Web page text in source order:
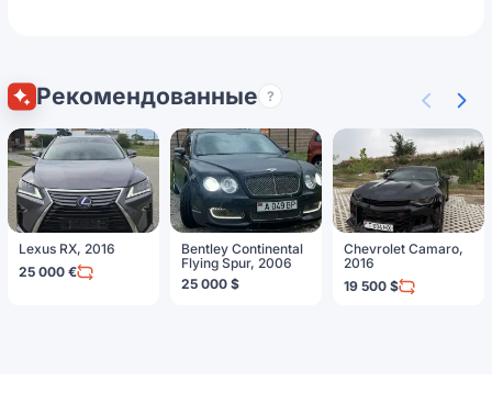
Рекомендованные ?
Lexus RX, 2016
25 000 €
Bentley Continental
Flying Spur, 2006
25 000 $
Chevrolet Camaro,
2016
19 500 $